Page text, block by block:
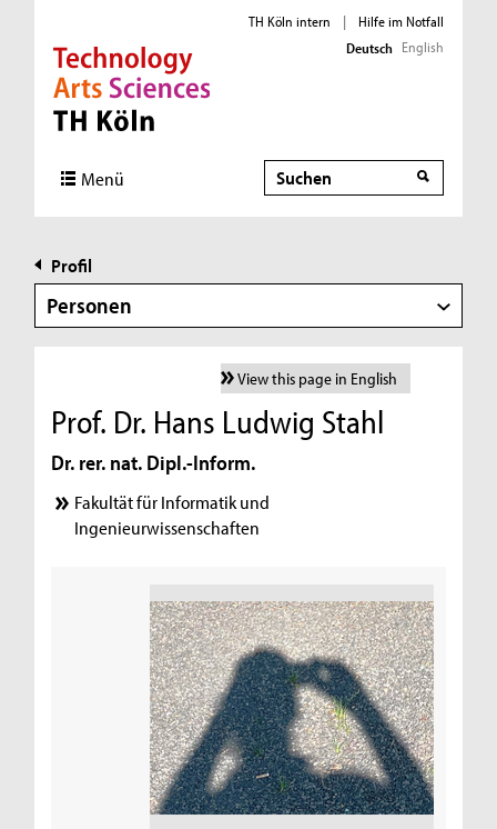
Direkt zur Hauptnavigation
Direkt zur Subnavigation
Direkt zum Inhalt
Direkt zum Fußbereich
TH Köln intern |
Hilfe im Notfall
Deutsch English
Menü Suche
Profil
Personen
View this page in English
Prof. Dr. Hans Ludwig Stahl
Dr. rer. nat. Dipl.-Inform.
Fakultät für Informatik und
Ingenieurwissenschaften